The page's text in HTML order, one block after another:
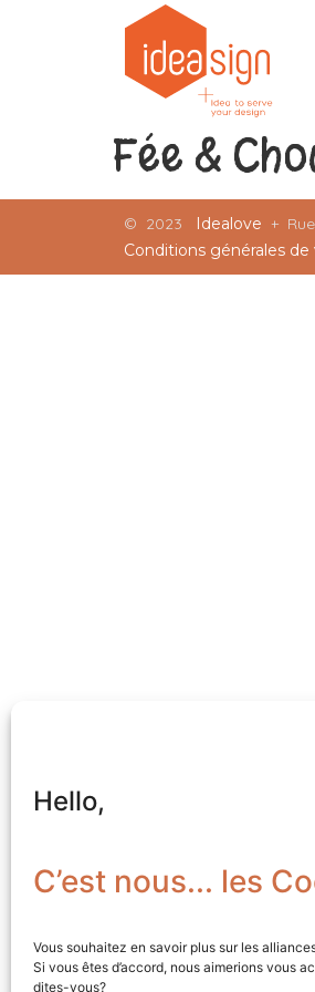
Hello,
C’est nous... les
Vous souhaitez en savoir plus sur les
Si vous êtes d’accord, nous aimerions vous
dites-vous?
Fée &
© 2023 Idealove +
Conditions générales